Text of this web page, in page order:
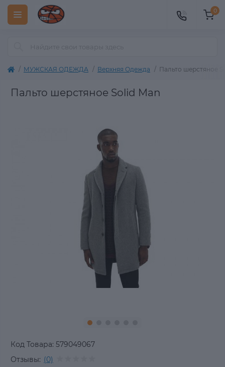
0
МУЖСКАЯ ОДЕЖДА Верхняя Одежда Пальто шерстяное
Пальто шерстяное Solid Man
Код Товара: 579049067
Отзывы: (0)